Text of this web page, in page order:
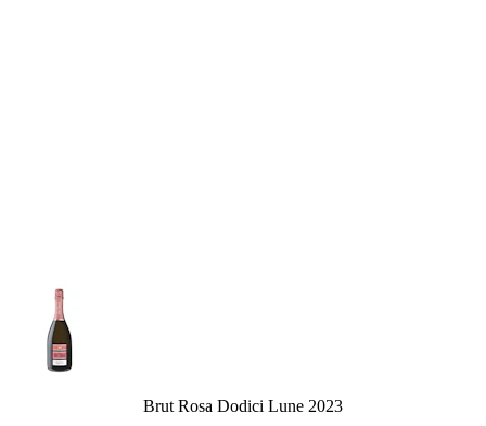
Brut Rosa Dodici Lune 2023